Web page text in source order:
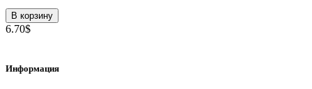
В корзину
6.70$
Информация